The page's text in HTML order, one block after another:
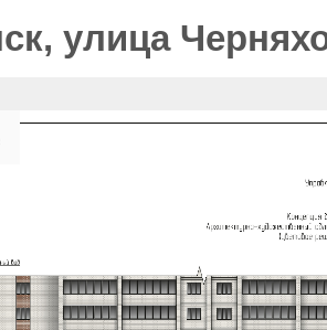
улица